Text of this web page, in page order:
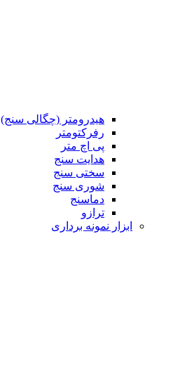
هیدرومتر (چگالی سنج)
رفرکتومتر
پی اچ متر
هدایت سنج
سختی سنج
شوری سنج
دماسنج
ترازو
ابزار نمونه برداری